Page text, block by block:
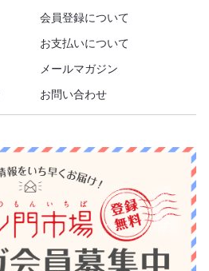
会員登録について
お支払いについて
メールマガジン
お問い合わせ